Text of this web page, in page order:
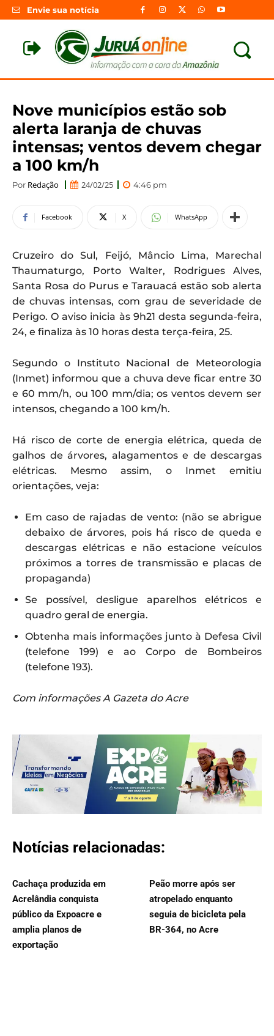
Envie sua notícia
Nove municípios estão sob
alerta laranja de chuvas
intensas; ventos devem chegar
a 100 km/h
Por Redação 24/02/25 4:46 pm
Facebook X WhatsApp
Cruzeiro do Sul, Feijó, Mâncio Lima, Marechal
Thaumaturgo, Porto Walter, Rodrigues Alves,
Santa Rosa do Purus e Tarauacá estão sob alerta
de chuvas intensas, com grau de severidade de
Perigo. O aviso inicia às 9h21 desta segunda-feira,
24, e finaliza às 10 horas desta terça-feira, 25.
Segundo o Instituto Nacional de Meteorologia
(Inmet) informou que a chuva deve ficar entre 30
e 60 mm/h, ou 100 mm/dia; os ventos devem ser
intensos, chegando a 100 km/h.
Há risco de corte de energia elétrica, queda de
galhos de árvores, alagamentos e de descargas
elétricas. Mesmo assim, o Inmet emitiu
orientações, veja:
Em caso de rajadas de vento: (não se abrigue
debaixo de árvores, pois há risco de queda e
descargas elétricas e não estacione veículos
próximos a torres de transmissão e placas de
propaganda)
Se possível, desligue aparelhos elétricos e
quadro geral de energia.
Obtenha mais informações junto à Defesa Civil
(telefone 199) e ao Corpo de Bombeiros
(telefone 193).
Com informações A Gazeta do Acre
Notícias relacionadas:
Cachaça produzida em
Acrelândia conquista
público da Expoacre e
amplia planos de
exportação
Peão morre após ser
atropelado enquanto
seguia de bicicleta pela
BR-364, no Acre